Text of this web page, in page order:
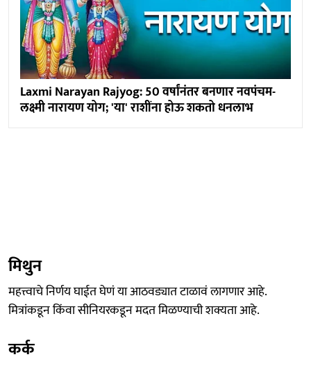
Laxmi Narayan Rajyog: 50 वर्षांनंतर बनणार नवपंचम-
लक्ष्मी नारायण योग; 'या' राशींना होऊ शकतो धनलाभ
मिथुन
महत्त्वाचे निर्णय घाईत घेणं या आठवड्यात टाळावं लागणार आहे.
मित्रांकडून किंवा सीनियरकडून मदत मिळण्याची शक्यता आहे.
कर्क